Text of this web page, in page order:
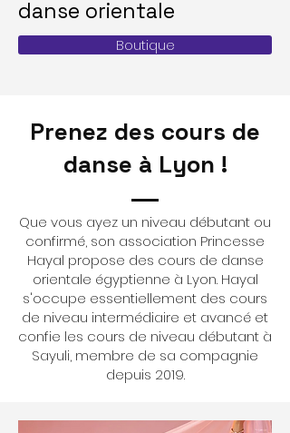
danse orientale
Boutique
Prenez des cours de
danse à Lyon !
Que vous ayez un niveau débutant ou
confirmé, son association Princesse
Hayal propose des cours de danse
orientale égyptienne à Lyon. Hayal
s'occupe essentiellement des cours
de niveau intermédiaire et avancé et
confie les cours de niveau débutant à
Sayuli, membre de sa compagnie
depuis 2019.